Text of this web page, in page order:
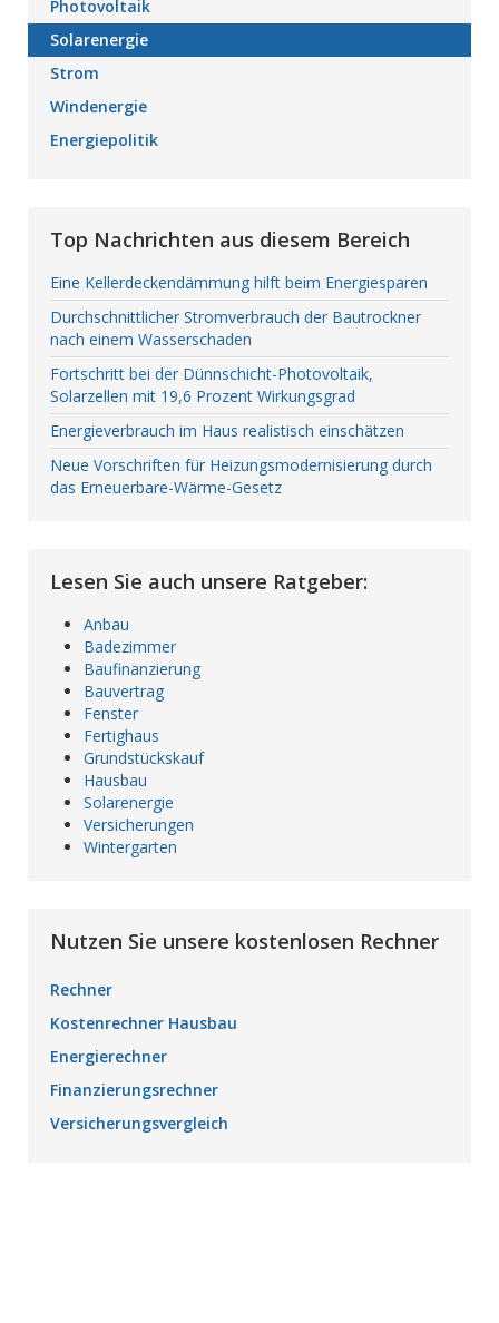
Photovoltaik
Solarenergie
Strom
Windenergie
Energiepolitik
Top Nachrichten aus diesem Bereich
Eine Kellerdeckendämmung hilft beim Energiesparen
Durchschnittlicher Stromverbrauch der Bautrockner
nach einem Wasserschaden
Fortschritt bei der Dünnschicht-Photovoltaik,
Solarzellen mit 19,6 Prozent Wirkungsgrad
Energieverbrauch im Haus realistisch einschätzen
Neue Vorschriften für Heizungsmodernisierung durch
das Erneuerbare-Wärme-Gesetz
Lesen Sie auch unsere Ratgeber:
Anbau
Badezimmer
Baufinanzierung
Bauvertrag
Fenster
Fertighaus
Grundstückskauf
Hausbau
Solarenergie
Versicherungen
Wintergarten
Nutzen Sie unsere kostenlosen Rechner
Rechner
Kostenrechner Hausbau
Energierechner
Finanzierungsrechner
Versicherungsvergleich